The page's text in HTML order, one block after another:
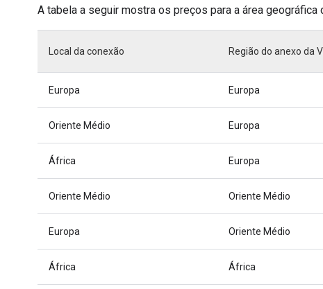
A tabela a seguir mostra os preços para a área geográfica
Local da conexão Região do anexo da
Europa Europa
Oriente Médio Europa
África Europa
Oriente Médio Oriente Médio
Europa Oriente Médio
África África